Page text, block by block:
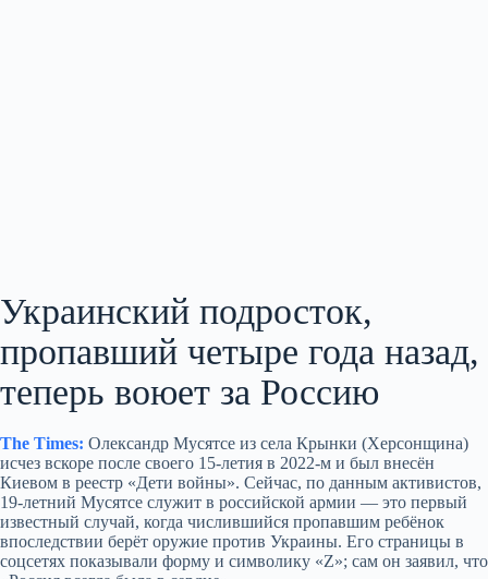
Украинский подросток,
пропавший четыре года назад,
теперь воюет за Россию
The Times: Олександр Мусятсе из села Крынки (Херсонщина)
исчез вскоре после своего 15‑летия в 2022‑м и был внесён
Киевом в реестр «Дети войны». Сейчас, по данным активистов,
19‑летний Мусятсе служит в российской армии — это первый
известный случай, когда числившийся пропавшим ребёнок
впоследствии берёт оружие против Украины. Его страницы в
соцсетях показывали форму и символику «Z»; сам он заявил, что